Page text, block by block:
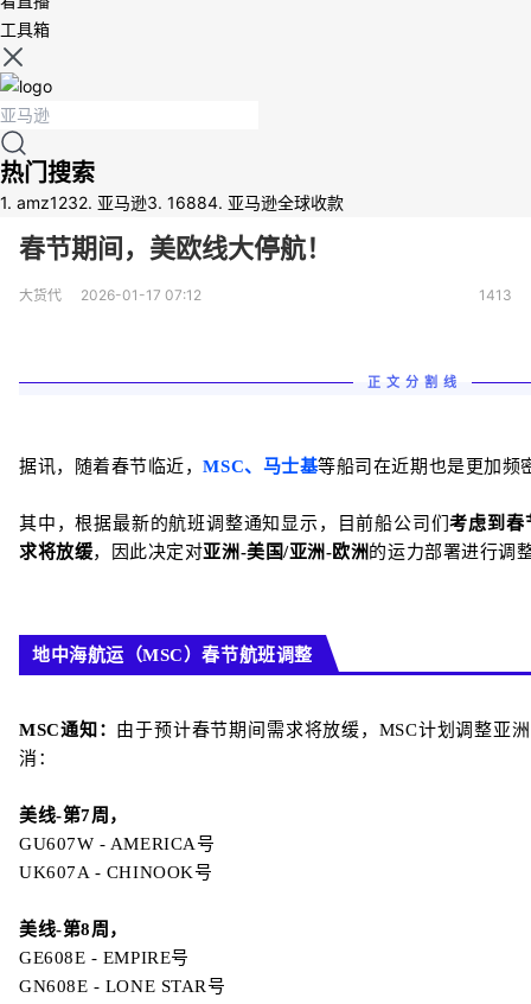
工具箱
热门搜索
1. amz1232. 亚马逊3. 16884. 亚马逊全球收款
春节期间，美欧线大停航！
大货代 2026-01-17 07:12 1413
正文分割线
据讯，随着春节临近，MSC、马士基等船司在近期也是更加频
其中，根据最新的航班调整通知显示，目前船公司们考虑到春
求将放缓，因此决定对亚洲-美国/亚洲-欧洲的运力部署进行调
地中海航运（MSC）春节航班调整
MSC通知： 由于预计春节期间需求将放缓，MSC计划调整亚
消：
美线-第7周，
GU607W - AMERICA号
UK607A - CHINOOK号
美线-第8周，
GE608E - EMPIRE号
GN608E - LONE STAR号